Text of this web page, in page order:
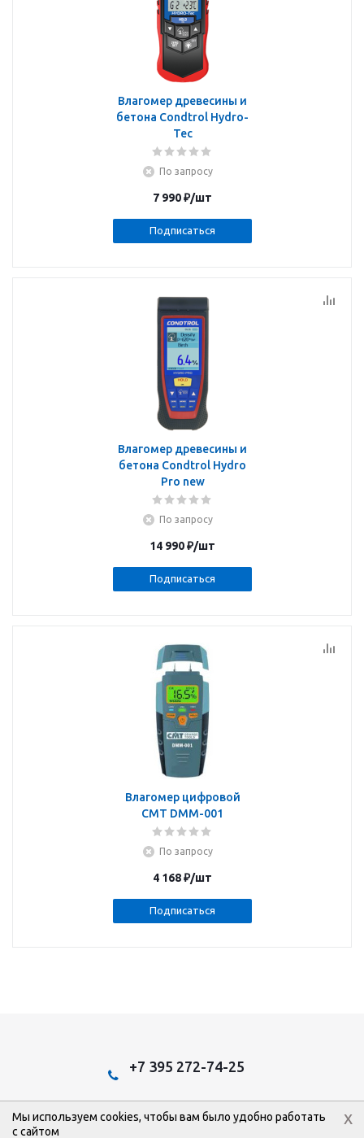
Влагомер древесины и
бетона Condtrol Hydro-
Tec
По запросу
7 990₽/шт
Подписаться
Влагомер древесины и
бетона Condtrol Hydro
Pro new
По запросу
14 990₽/шт
Подписаться
Влагомер цифровой
CMT DMM-001
По запросу
4 168₽/шт
Подписаться
+7 395 272-74-25
2026 © Эстом: Интернет-магазин.
Мы используем cookies, чтобы вам было удобно работать
с сайтом
x